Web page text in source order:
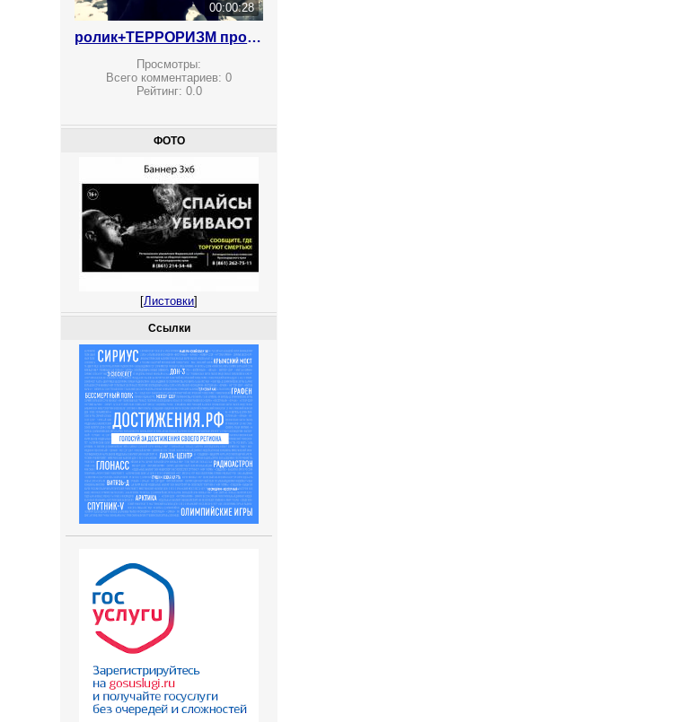
00:00:28
ролик+ТЕРРОРИЗМ против вербовки
Просмотры:
Всего комментариев:0
Рейтинг: 0.0
ФОТО
[Листовки]
Ссылки